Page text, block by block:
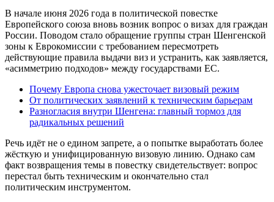
В начале июня 2026 года в политической повестке
Европейского союза вновь возник вопрос о визах для граждан
России. Поводом стало обращение группы стран Шенгенской
зоны к Еврокомиссии с требованием пересмотреть
действующие правила выдачи виз и устранить, как заявляется,
«асимметрию подходов» между государствами ЕС.
Почему Европа снова ужесточает визовый режим
От политических заявлений к техническим барьерам
Разногласия внутри Шенгена: главный тормоз для
радикальных решений
Речь идёт не о едином запрете, а о попытке выработать более
жёсткую и унифицированную визовую линию. Однако сам
факт возвращения темы в повестку свидетельствует: вопрос
перестал быть техническим и окончательно стал
политическим инструментом.